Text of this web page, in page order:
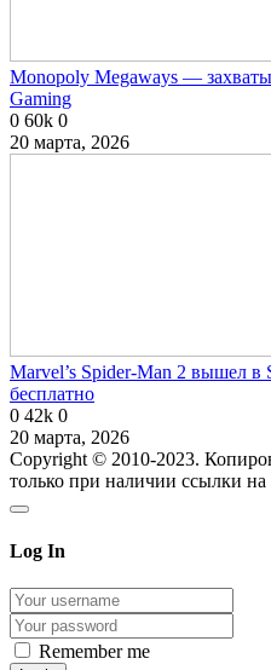
Monopoly Megaways —
Gaming
0 60k 0
20 марта, 2026
Marvel’s Spider-Man 2 вышел в
бесплатно
0 42k 0
20 марта, 2026
Copyright © 2010-2023.
только при наличии ссылки
Log In
Remember me